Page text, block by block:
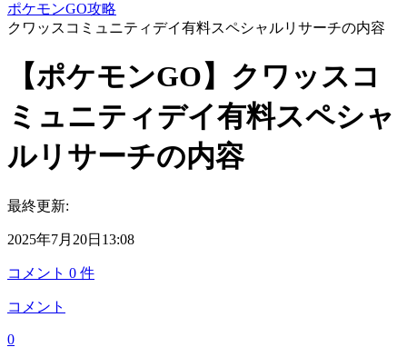
ポケモンGO攻略
クワッスコミュニティデイ有料スペシャルリサーチの内容
【ポケモンGO】クワッスコ
ミュニティデイ有料スペシャ
ルリサーチの内容
最終更新:
2025年7月20日13:08
コメント 0 件
コメント
0